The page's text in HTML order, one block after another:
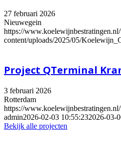
27 februari 2026
Nieuwegein
https://
content/uploads/2025/05/
Project QTerminal
3 februari 2026
Rotterdam
https://
admin2026-02-03 10:55:232026-03-
Bekijk alle projecten